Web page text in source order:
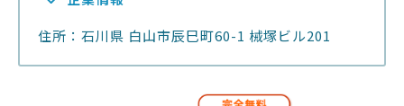
住所：石川県 白山市辰巳町60-1 械塚ビル201